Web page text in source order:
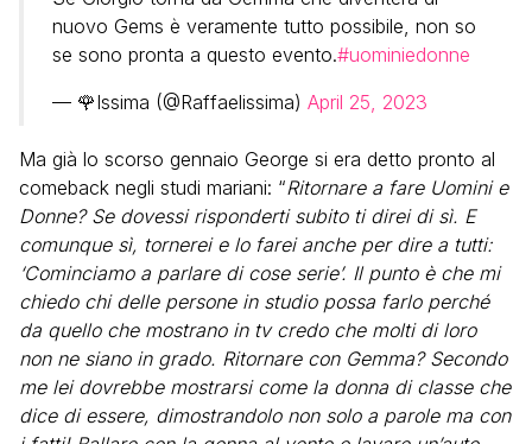
nuovo Gems è veramente tutto possibile, non so
se sono pronta a questo evento.#uominiedonne
— 🌹Issima (@Raffaelissima) April 25, 2023
Ma già lo scorso gennaio George si era detto pronto al
comeback negli studi mariani: “Ritornare a fare Uomini e
Donne? Se dovessi risponderti subito ti direi di sì. E
comunque sì, tornerei e lo farei anche per dire a tutti:
‘Cominciamo a parlare di cose serie’. Il punto è che mi
chiedo chi delle persone in studio possa farlo perché
da quello che mostrano in tv credo che molti di loro
non ne siano in grado. Ritornare con Gemma? Secondo
me lei dovrebbe mostrarsi come la donna di classe che
dice di essere, dimostrandolo non solo a parole ma con